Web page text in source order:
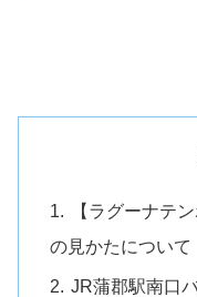
【ラグーナテ
の見かたについて
JR蒲郡駅南口